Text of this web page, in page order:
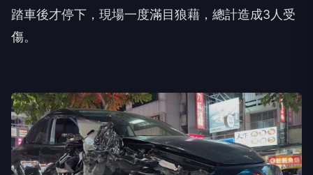
踏車後才停下，現場一度滿目狼藉，總計造成3人受
傷。